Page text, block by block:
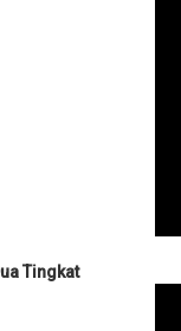
Tingkat